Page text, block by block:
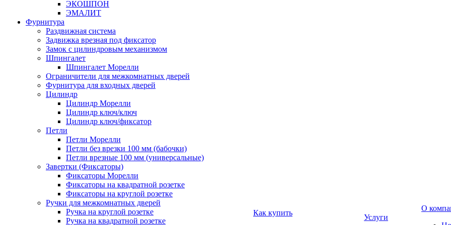
ЭКОШПОН
ЭМАЛИТ
Фурнитура
Раздвижная система
Задвижка врезная под фиксатор
Замок с цилиндровым механизмом
Шпингалет
Шпингалет Морелли
Ограничители для межкомнатных дверей
Фурнитура для входных дверей
Цилиндр
Цилиндр Морелли
Цилиндр ключ/ключ
Цилиндр ключ/фиксатор
Петли
Петли Морелли
Петли без врезки 100 мм (бабочки)
Петли врезные 100 мм (универсальные)
Завертки (Фиксаторы)
Фиксаторы Морелли
Фиксаторы на квадратной розетке
Фиксаторы на круглой розетке
Ручки для межкомнатных дверей
Ручка на круглой розетке
Ручка на квадратной розетке
Как купить
Услуги
О